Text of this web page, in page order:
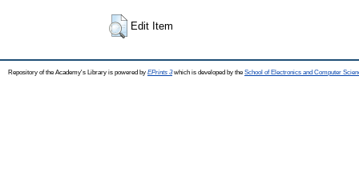
Edit Item
Repository of the Academy's Library is powered by EPrints 3which is developed by the School of Electronics and Computer